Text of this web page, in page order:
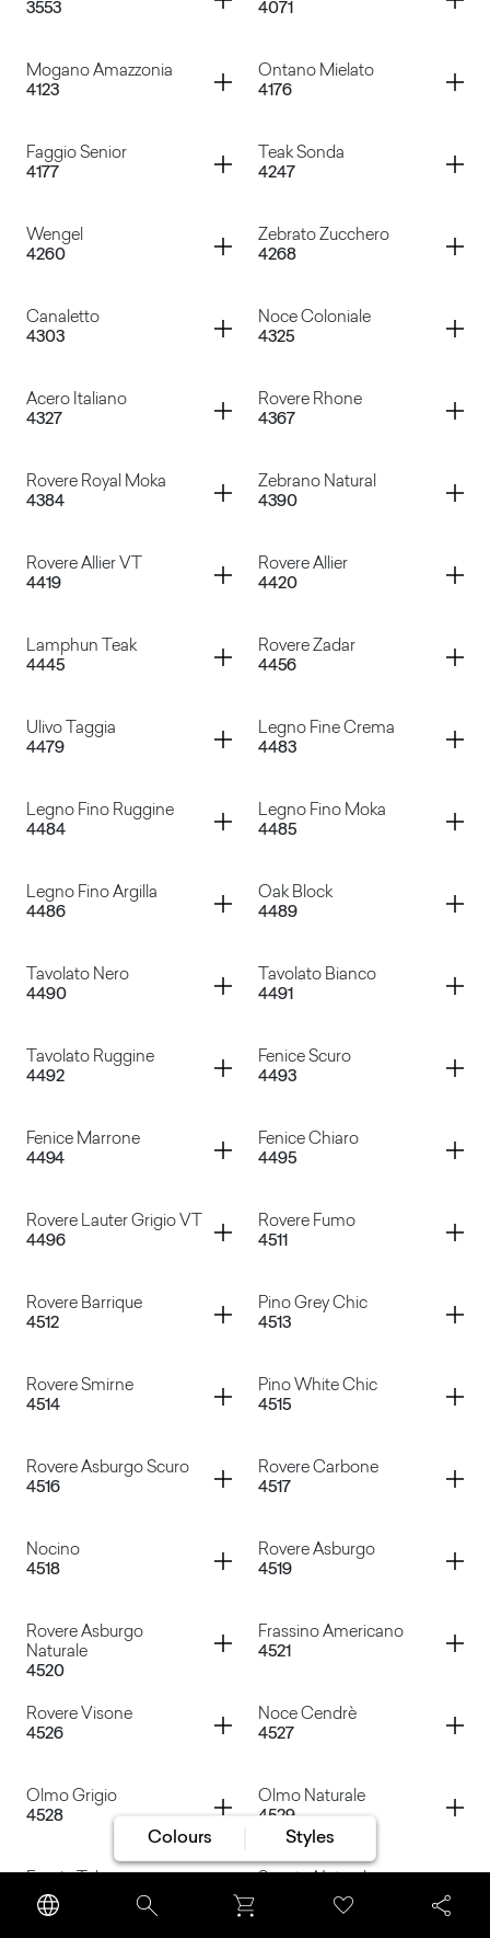
3553
4071
Mogano Amazzonia
4123
Container
Ontano Mielato
4176
Container
Faggio Senior
4177
Container
Teak Sonda
4247
Container
Wengel
4260
Container
Zebrato Zucchero
4268
Container
Canaletto
4303
Container
Noce Coloniale
4325
Container
Acero Italiano
4327
Container
Rovere Rhone
4367
Container
Rovere Royal Moka
4384
Container
Zebrano Natural
4390
Container
Rovere Allier VT
4419
Container
Rovere Allier
4420
Container
Lamphun Teak
4445
Container
Rovere Zadar
4456
Container
Ulivo Taggia
4479
Container
Legno Fine Crema
4483
Container
Legno Fino Ruggine
4484
Container
Legno Fino Moka
4485
Container
Legno Fino Argilla
4486
Container
Oak Block
4489
Container
Tavolato Nero
4490
Container
Tavolato Bianco
4491
Container
Tavolato Ruggine
4492
Container
Fenice Scuro
4493
Container
Fenice Marrone
4494
Container
Fenice Chiaro
4495
Container
Rovere Lauter Grigio VT
4496
Container
Rovere Fumo
4511
Container
Rovere Barrique
4512
Container
Pino Grey Chic
4513
Container
Rovere Smirne
4514
Container
Pino White Chic
4515
Container
Rovere Asburgo Scuro
4516
Container
Rovere Carbone
4517
Container
Nocino
4518
Container
Rovere Asburgo
4519
Container
Rovere Asburgo
Naturale
4520
Container
Frassino Americano
4521
Container
Rovere Visone
4526
Container
Rovere Visone
Noce Cendrè
4527
Container
Noce Cendrè
Olmo Grigio
4528
Container
Olmo Naturale
4529
Container
4530
Colours Styles